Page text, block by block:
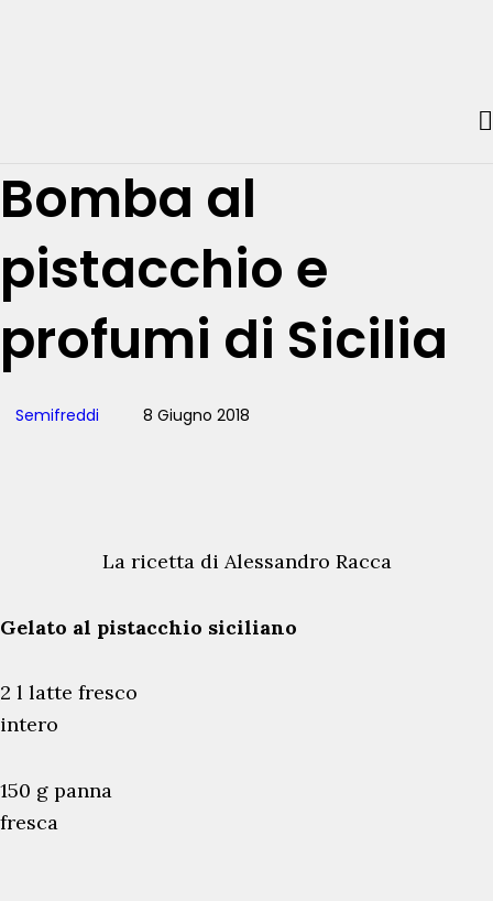
Bomba al
pistacchio e
profumi di Sicilia
Semifreddi 8 Giugno 2018
La ricetta di Alessandro Racca
Gelato al pistacchio siciliano
2 l latte fresco
intero
150 g panna
fresca